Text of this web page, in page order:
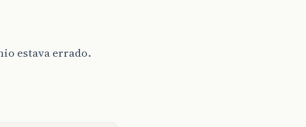
estava errado.